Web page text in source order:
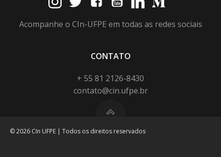
Acompanhe o CIn-UFPE em todas as redes sociais
CONTATO
+ 55 81 2126-8430
contato@cin.ufpe.br
© 2026 CIn UFPE | Todos os direitos reservados